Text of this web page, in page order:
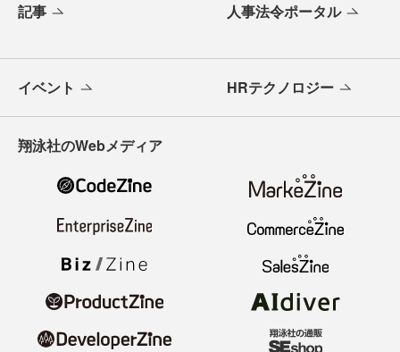
記事 人事法令ポータル
イベント HRテクノロジー
翔泳社のWebメディア